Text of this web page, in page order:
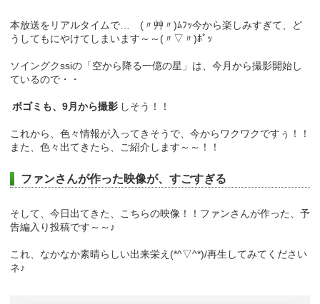
本放送をリアルタイムで… (〃艸〃)ﾑﾌｯ今から楽しみすぎて、ど
うしてもにやけてしまいます～～(〃▽〃)ﾎﾟｯ
ソイングクssiの「空から降る一億の星」は、今月から撮影開始し
ているので・・
ボゴミも、9月から撮影 しそう！！
これから、色々情報が入ってきそうで、今からワクワクですぅ！！
また、色々出てきたら、ご紹介します～～！！
ファンさんが作った映像が、すごすぎる
そして、今日出てきた、こちらの映像！！ファンさんが作った、予
告編入り投稿です～～♪
これ、なかなか素晴らしい出来栄え(*^▽^*)/再生してみてください
ネ♪